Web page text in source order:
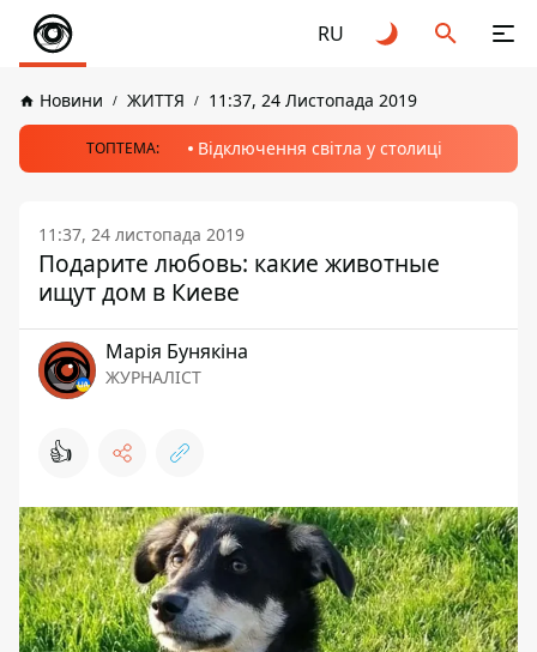
RU
Новини ЖИТТЯ 11:37, 24 Листопада 2019
ТОПТЕМА: Відключення світла у столиці
11:37, 24 листопада 2019
Подарите любовь: какие животные
ищут дом в Киеве
Марія Бунякіна
ЖУРНАЛІСТ
👍